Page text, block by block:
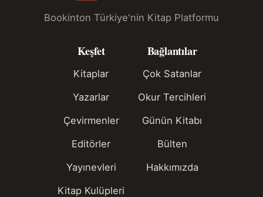
Bookinton Türkiye'nin Kitap Platformu
Keşfet
Kitaplar
Yazarlar
Çevirmenler
Editörler
Yayınevleri
Kitap Kulüpleri
Bağlantılar
Çok Satanlar
Okur Tercihleri
Günün Kitabı
Bülten
Hakkımızda